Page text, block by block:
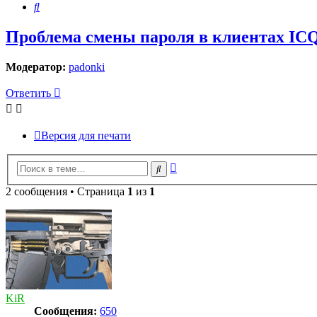
Поиск
Проблема смены пароля в клиентах
Модератор: padonki
Ответить
Версия для печати
Поиск
2 сообщения • Страница 1 из 1
KiR
Сообщения: 650